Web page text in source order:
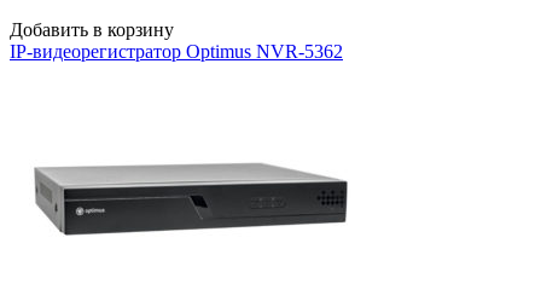
Добавить в корзину
IP-видеорегистратор Optimus NVR-5362